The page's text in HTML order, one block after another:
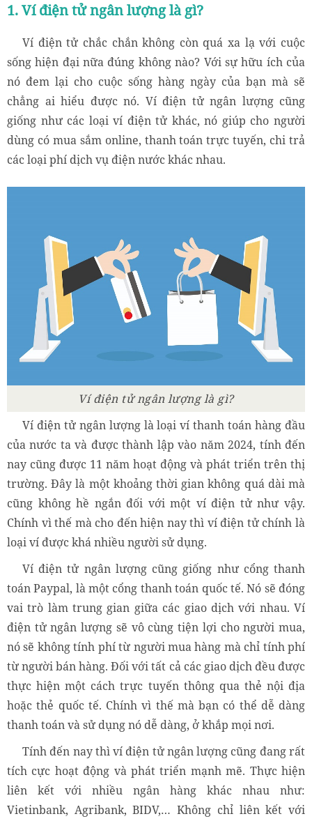
1. Ví điện tử ngân lượng là gì?
Ví điện tử chắc chắn không còn quá xa lạ với cuộc
sống hiện đại nữa đúng không nào? Với sự hữu ích của
nó đem lại cho cuộc sống hàng ngày của bạn mà sẽ
chẳng ai hiểu được nó. Ví điện tử ngân lượng cũng
giống như các loại ví điện tử khác, nó giúp cho người
dùng có mua sắm online, thanh toán trực tuyến, chi trả
các loại phí dịch vụ điện nước khác nhau.
Ví điện tử ngân lượng là gì?
Ví điện tử ngân lượng là loại ví thanh toán hàng đầu
của nước ta và được thành lập vào năm 2024, tính đến
nay cũng được 11 năm hoạt động và phát triển trên thị
trường. Đây là một khoảng thời gian không quá dài mà
cũng không hề ngắn đối với một ví điện tử như vậy.
Chính vì thế mà cho đến hiện nay thì ví điện tử chính là
loại ví được khá nhiều người sử dụng.
Ví điện tử ngân lượng cũng giống như cổng thanh
toán Paypal, là một cổng thanh toán quốc tế. Nó sẽ đóng
vai trò làm trung gian giữa các giao dịch với nhau. Ví
điện tử ngân lượng sẽ vô cùng tiện lợi cho người mua,
nó sẽ không tính phí từ người mua hàng mà chỉ tính phí
từ người bán hàng. Đối với tất cả các giao dịch đều được
thực hiện một cách trực tuyến thông qua thẻ nội địa
hoặc thẻ quốc tế. Chính vì thế mà bạn có thể dễ dàng
thanh toán và sử dụng nó dễ dàng, ở khắp mọi nơi.
Tính đến nay thì ví điện tử ngân lượng cũng đang rất
tích cực hoạt động và phát triển mạnh mẽ. Thực hiện
liên kết với nhiều ngân hàng khác nhau như:
Vietinbank, Agribank, BIDV,… Không chỉ liên kết với